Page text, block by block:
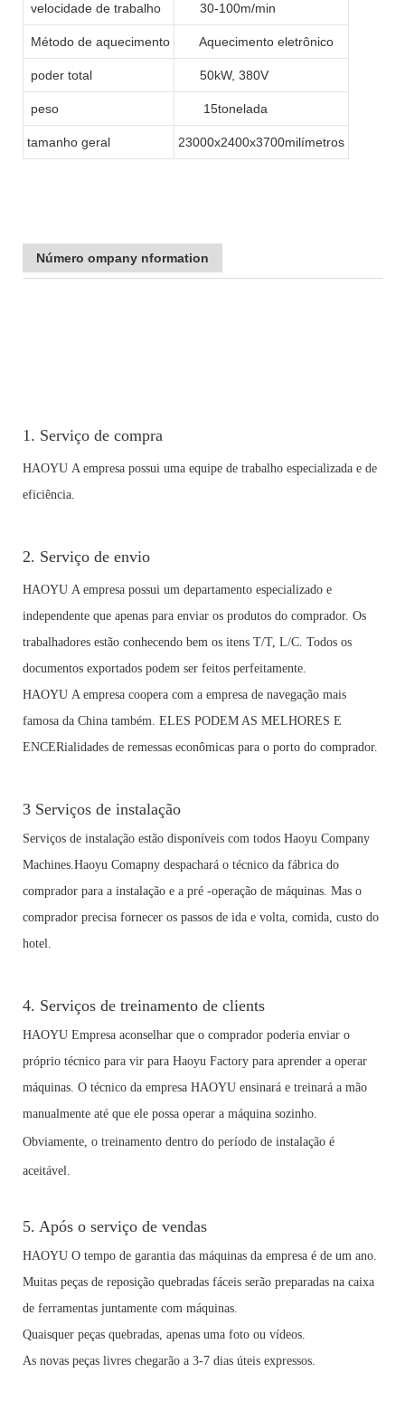
velocidade de trabalho 30-100m/min
Método de aquecimento Aquecimento eletrônico
poder total 50kW, 380V
peso 15tonelada
tamanho geral 23000x2400x3700milímetros
Número ompany nformation
1. Serviço de compra
HAOYU A empresa possui uma equipe de trabalho especializada e de
eficiência.
2. Serviço de envio
HAOYU A empresa possui um departamento especializado e
independente que apenas para enviar os produtos do comprador. Os
trabalhadores estão conhecendo bem os itens T/T, L/C. Todos os
documentos exportados podem ser feitos perfeitamente.
HAOYU A empresa coopera com a empresa de navegação mais
famosa da China também. ELES PODEM AS MELHORES E
ENCERialidades de remessas econômicas para o porto do comprador.
3 Serviços de instalação
Serviços de instalação estão disponíveis com todos Haoyu Company
Machines.Haoyu Comapny despachará o técnico da fábrica do
comprador para a instalação e a pré -operação de máquinas. Mas o
comprador precisa fornecer os passos de ida e volta, comida, custo do
hotel.
4. Serviços de treinamento de clients
HAOYU Empresa aconselhar que o comprador poderia enviar o
próprio técnico para vir para Haoyu Factory para aprender a operar
máquinas. O técnico da empresa HAOYU ensinará e treinará a mão
manualmente até que ele possa operar a máquina sozinho.
Obviamente, o treinamento dentro do período de instalação é
aceitável.
5. Após o serviço de vendas
HAOYU O tempo de garantia das máquinas da empresa é de um ano.
Muitas peças de reposição quebradas fáceis serão preparadas na caixa
de ferramentas juntamente com máquinas.
Quaisquer peças quebradas, apenas uma foto ou vídeos.
As novas peças livres chegarão a 3-7 dias úteis expressos.